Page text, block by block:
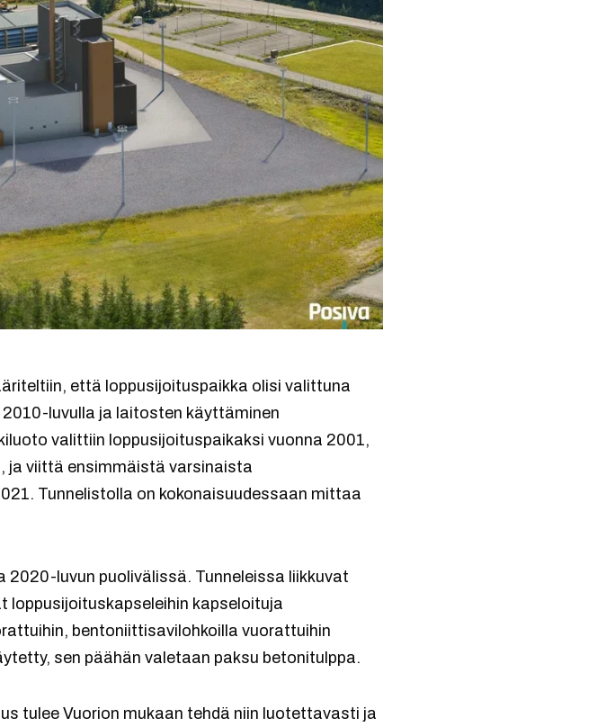
että loppusijoituspaikka olisi valittuna
luvulla ja laitosten käyttäminen
valittiin loppusijoituspaikaksi vuonna 2001,
ja viittä ensimmäistä varsinaista
Tunnelistolla on kokonaisuudessaan mittaa
luvun puolivälissä. Tunneleissa liikkuvat
kapseloituja
bentoniittisavilohkoilla vuorattuihin
sen päähän valetaan paksu betonitulppa.
tulee Vuorion mukaan tehdä niin luotettavasti ja